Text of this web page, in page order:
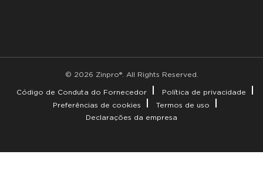
© 2026 Zinpro®. All Rights Reserved.
Código de Conduta do Fornecedor
Política de privacidade
Preferências de cookies
Termos de uso
Declarações da empresa